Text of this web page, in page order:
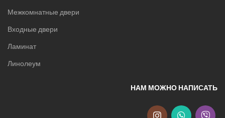
Межкомнатные двери
Входные двери
Ламинат
Линолеум
НАМ МОЖНО НАПИСАТЬ